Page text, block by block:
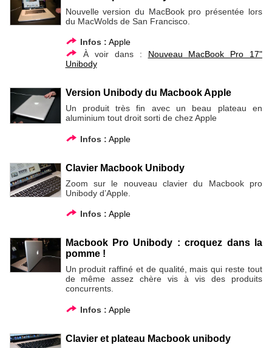
Nouvelle version du MacBook pro présentée lors
du MacWolds de San Francisco.
Infos : Apple
À voir dans : Nouveau MacBook Pro 17"
Unibody
Version Unibody du Macbook Apple
Un produit très fin avec un beau plateau en
aluminium tout droit sorti de chez Apple
Infos : Apple
Clavier Macbook Unibody
Zoom sur le nouveau clavier du Macbook pro
Unibody d’Apple.
Infos : Apple
Macbook Pro Unibody : croquez dans la
pomme !
Un produit raffiné et de qualité, mais qui reste tout
de même assez chère vis à vis des produits
concurrents.
Infos : Apple
Clavier et plateau Macbook unibody